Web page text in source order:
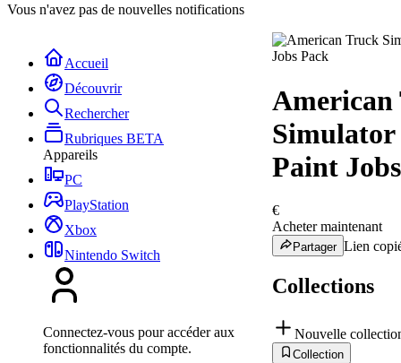
Vous n'avez pas de nouvelles notifications
Accueil
Découvrir
Rechercher
Rubriques BETA
Appareils
PC
PlayStation
Xbox
Nintendo Switch
Connectez-vous pour accéder aux
fonctionnalités du compte.
Simulator
Paint
€
Acheter maintenant
Partager Lien
Collections
Nouvelle
Collection